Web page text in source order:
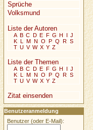
Sprüche
Volksmund
Liste der Autoren
A B C D E F G H I J
K L M N O P Q R S
T U V W X Y Z
Liste der Themen
A B C D E F G H I J
K L M N O P Q R S
T U V W X Y Z
Zitat einsenden
Benutzeranmeldung
Benutzer (oder E-Mail):